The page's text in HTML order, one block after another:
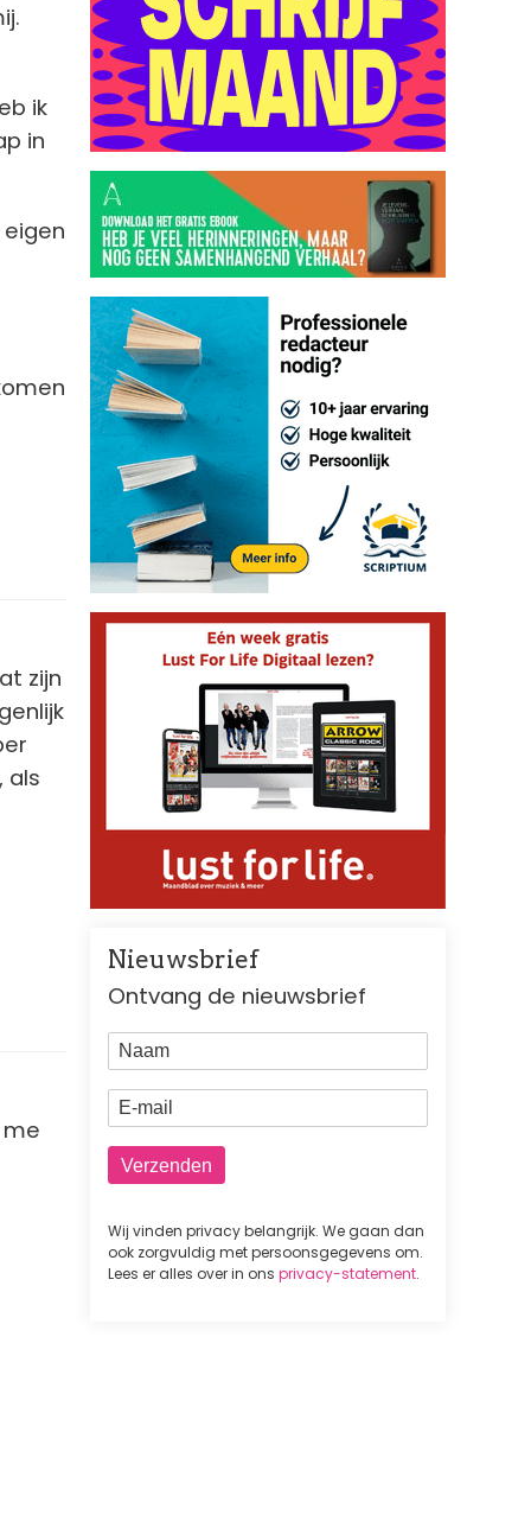
ik
in
zijn
als
Nieuwsbrief
Ontvang de nieuwsbrief
Naam
E-mail
Wij vinden privacy belangrijk. We gaan dan
ook zorgvuldig met persoonsgegevens om.
Lees er alles over in ons privacy-statement.